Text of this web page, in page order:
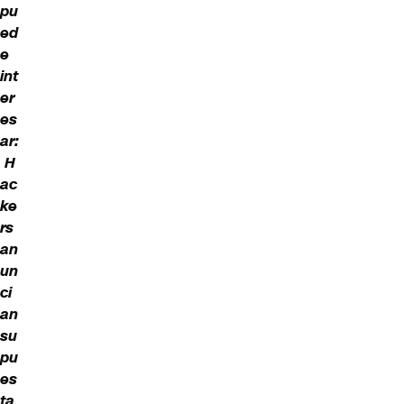
pu
ed
e
int
er
es
ar:
H
ac
ke
rs
an
un
ci
an
su
pu
es